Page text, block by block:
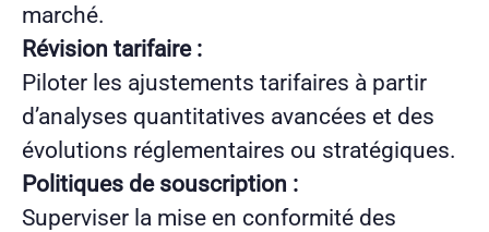
marché.
Révision tarifaire :
Piloter les ajustements tarifaires à partir
d’analyses quantitatives avancées et des
évolutions réglementaires ou stratégiques.
Politiques de souscription :
Superviser la mise en conformité des